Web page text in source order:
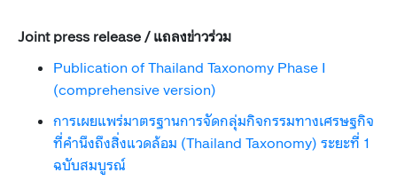
Joint pres​​s release / แถลงข่าวร่วม
Publication of Thailand Taxonomy Phase I
(comprehensive version)​
การเผยแพร่มาตรฐานการจัดกลุ่มกิจกรรมทางเศรษฐกิจ
ที่คำนึงถึงสิ่งแวดล้อม (Thailand Taxonomy) ระยะที่ 1
ฉบับสมบูรณ์